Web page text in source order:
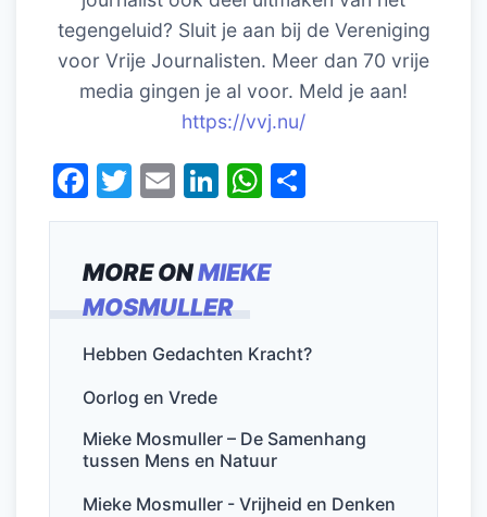
MORE ONMIEKE
MOSMULLER
Hebben Gedachten Kracht?
Oorlog en Vrede
Mieke Mosmuller – De Samenhang
tussen Mens en Natuur
Mieke Mosmuller - Vrijheid en Denken
tegengeluid? Sluit je aan bij de Vereniging
voor Vrije Journalisten. Meer dan 70 vrije
media gingen je al voor. Meld je aan!
https://vvj.nu/
F
a
e
b
o
o
k
T
w
er
E
m
l
Li
n
e
dI
n
W
h
s
p
el